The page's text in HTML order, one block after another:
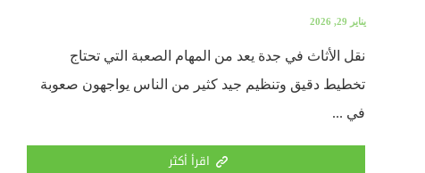
يناير 29, 2026
نقل الأثاث في جدة يعد من المهام الصعبة التي تحتاج
تخطيط دقيق وتنظيم جيد كثير من الناس يواجهون صعوبة
في ...
اقرأ أكثر